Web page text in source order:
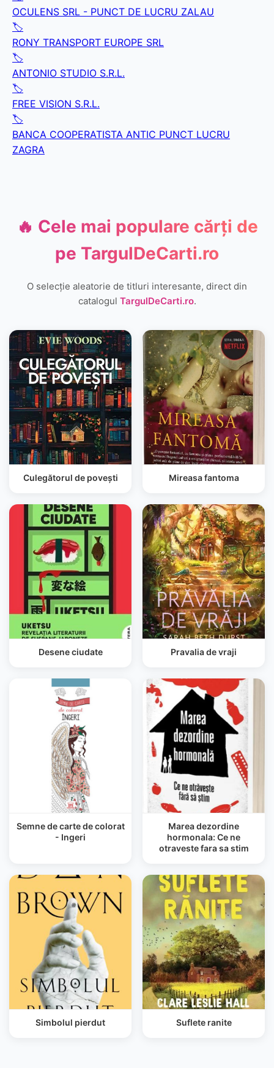
OCULENS SRL - PUNCT DE LUCRU ZALAU
🏷️
RONY TRANSPORT EUROPE SRL
🏷️
ANTONIO STUDIO S.R.L.
🏷️
FREE VISION S.R.L.
🏷️
BANCA COOPERATISTA ANTIC PUNCT LUCRU
ZAGRA
🔥 Cele mai populare cărți de
pe TargulDeCarti.ro
O selecție aleatorie de titluri interesante, direct din
catalogul TargulDeCarti.ro.
Culegătorul de povești Mireasa fantoma
Desene ciudate Pravalia de vraji
Semne de carte de colorat
- Ingeri
Marea dezordine
hormonala: Ce ne
otraveste fara sa stim
Simbolul pierdut Suflete ranite